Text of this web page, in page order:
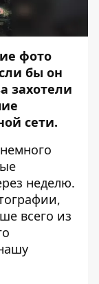
фото
бы он
захотели
сети.
неделю.
всего из